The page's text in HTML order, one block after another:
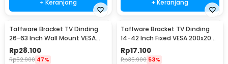
+ Keranjang + Keranjang
Taffware Bracket TV Dinding
26-63 Inch Wall Mount VESA
400x400 - B41
Rp28.100
Rp52.900 47%
Taffware Bracket TV Dinding
14-42 Inch Fixed VESA 200x200
Beban 25kg - HD601
Rp17.100
Rp35.900 53%